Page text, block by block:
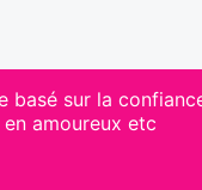
basé sur la
amoureux etc